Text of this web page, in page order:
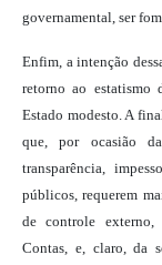
governamental, ser
Enfim, a intenção
retorno ao estatismo
Estado modesto. A
que, por ocasião
transparência,
públicos, requerem
de controle
Contas, e, claro, da